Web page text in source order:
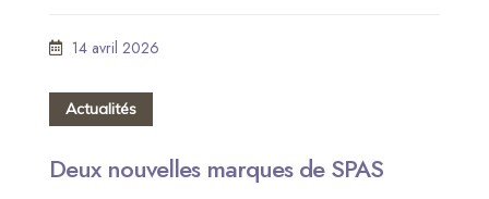
14 avril 2026
Actualités
Deux nouvelles marques de SPAS